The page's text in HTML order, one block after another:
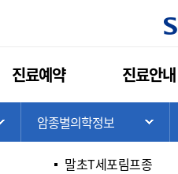
진료예약 진료안내
주 메뉴 목록 열기
암종별의학정보
ㅁ / ㅂ / ㅅ /
말초T세포림프종